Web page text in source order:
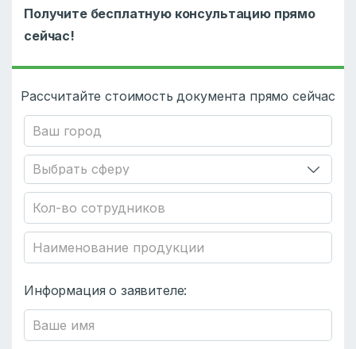
Получите бесплатную консультацию прямо
сейчас!
Рассчитайте стоимость документа прямо сейчас
Информация о заявителе: